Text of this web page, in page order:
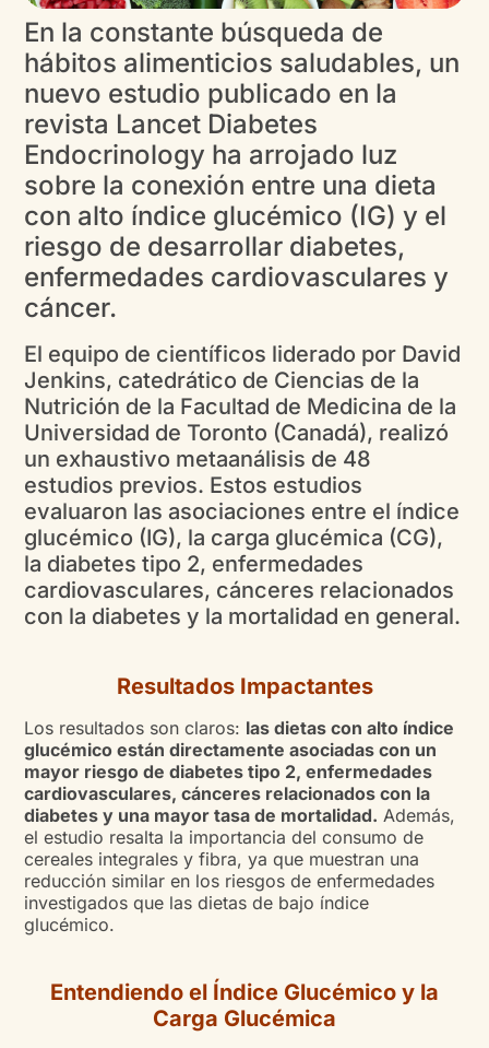
En la constante búsqueda de
hábitos alimenticios saludables, un
nuevo estudio publicado en la
revista Lancet Diabetes
Endocrinology ha arrojado luz
sobre la conexión entre una dieta
con alto índice glucémico (IG) y el
riesgo de desarrollar diabetes,
enfermedades cardiovasculares y
cáncer.
El equipo de científicos liderado por David
Jenkins, catedrático de Ciencias de la
Nutrición de la Facultad de Medicina de la
Universidad de Toronto (Canadá), realizó
un exhaustivo metaanálisis de 48
estudios previos. Estos estudios
evaluaron las asociaciones entre el índice
glucémico (IG), la carga glucémica (CG),
la diabetes tipo 2, enfermedades
cardiovasculares, cánceres relacionados
con la diabetes y la mortalidad en general.
Resultados Impactantes
Los resultados son claros: las dietas con alto índice
glucémico están directamente asociadas con un
mayor riesgo de diabetes tipo 2, enfermedades
cardiovasculares, cánceres relacionados con la
diabetes y una mayor tasa de mortalidad. Además,
el estudio resalta la importancia del consumo de
cereales integrales y fibra, ya que muestran una
reducción similar en los riesgos de enfermedades
investigados que las dietas de bajo índice
glucémico.
Entendiendo el Índice Glucémico y la
Carga Glucémica